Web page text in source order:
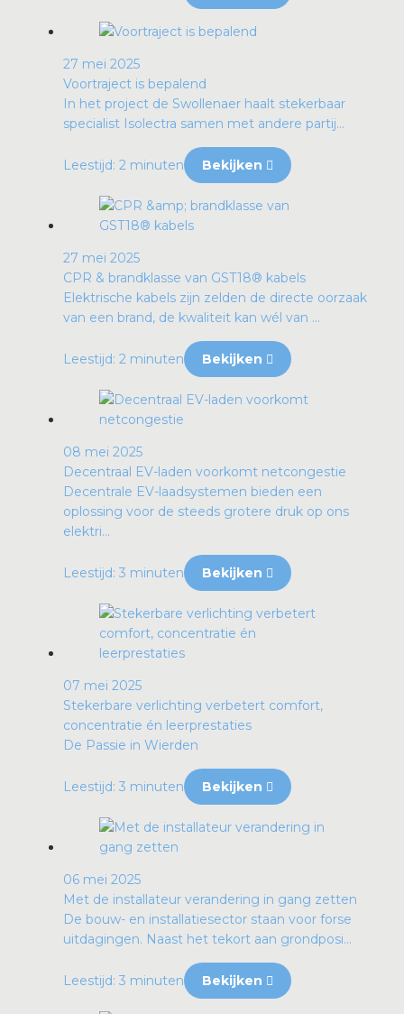
27 mei 2025
Voortraject is bepalend
In het project de Swollenaer haalt stekerbaar
specialist Isolectra samen met andere partij...
Leestijd: 2 minuten Bekijken
27 mei 2025
CPR & brandklasse van GST18® kabels
Elektrische kabels zijn zelden de directe oorzaak
van een brand, de kwaliteit kan wél van ...
Leestijd: 2 minuten Bekijken
08 mei 2025
Decentraal EV-laden voorkomt netcongestie
Decentrale EV-laadsystemen bieden een
oplossing voor de steeds grotere druk op ons
elektri...
Leestijd: 3 minuten Bekijken
07 mei 2025
Stekerbare verlichting verbetert comfort,
concentratie én leerprestaties
De Passie in Wierden
Leestijd: 3 minuten Bekijken
06 mei 2025
Met de installateur verandering in gang zetten
De bouw- en installatiesector staan voor forse
uitdagingen. Naast het tekort aan grondposi...
Leestijd: 3 minuten Bekijken